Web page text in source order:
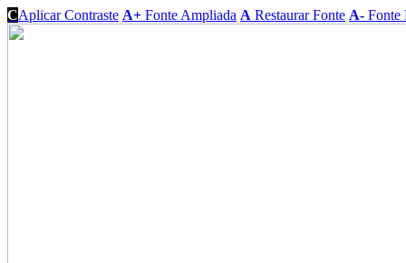
CAplicar Contraste A+ Fonte Ampliada A Restaurar Fonte A- Fonte